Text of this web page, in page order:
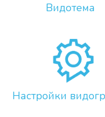
Видотема
Настройки